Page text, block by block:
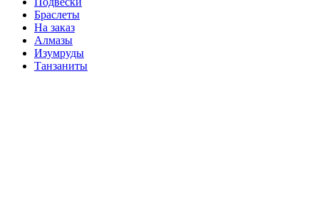
Браслеты
На заказ
Алмазы
Изумруды
Танзаниты